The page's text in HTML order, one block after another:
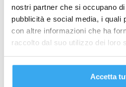
nostri partner che si occupano
pubblicità e social media, i quali
con altre informazioni che ha
raccolto dal suo utilizzo dei loro
Accetta
Quale percorso ti interessa?*
Formazione per Neolaureati